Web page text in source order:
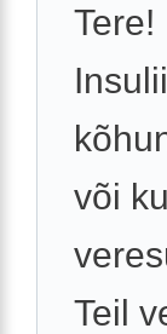
Tere!
või
Teil